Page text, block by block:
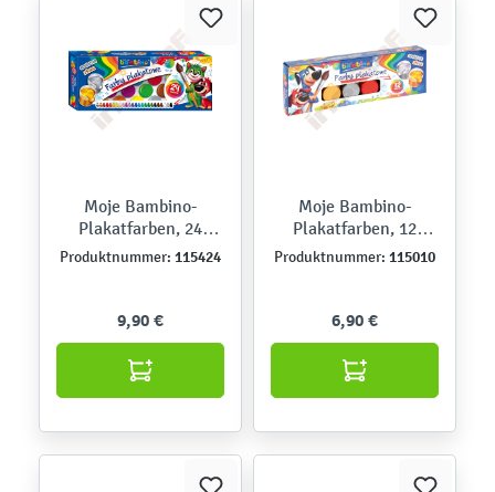
Moje Bambino-
Plakatfarben, 24
Farben
Produktnummer: 115424
9,90 €
Moje Bambino-
Plakatfarben, 12
Farben
Produktnummer: 115010
6,90 €